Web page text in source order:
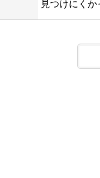
見つけにくか